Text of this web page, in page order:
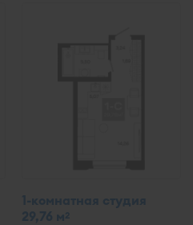
1-комнатная студия
29,76 м2